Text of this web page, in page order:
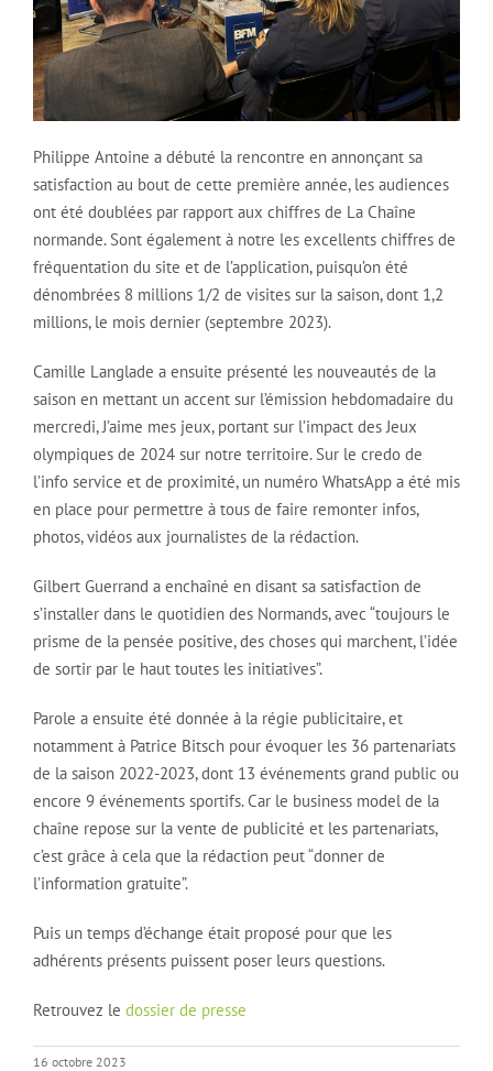
Philippe Antoine a débuté la rencontre en annonçant sa
satisfaction au bout de cette première année, les audiences
ont été doublées par rapport aux chiffres de La Chaîne
normande. Sont également à notre les excellents chiffres de
fréquentation du site et de l’application, puisqu’on été
dénombrées 8 millions 1/2 de visites sur la saison, dont 1,2
millions, le mois dernier (septembre 2023).
Camille Langlade a ensuite présenté les nouveautés de la
saison en mettant un accent sur l’émission hebdomadaire du
mercredi, J’aime mes jeux, portant sur l’impact des Jeux
olympiques de 2024 sur notre territoire. Sur le credo de
l’info service et de proximité, un numéro WhatsApp a été mis
en place pour permettre à tous de faire remonter infos,
photos, vidéos aux journalistes de la rédaction.
Gilbert Guerrand a enchaîné en disant sa satisfaction de
s’installer dans le quotidien des Normands, avec “toujours le
prisme de la pensée positive, des choses qui marchent, l’idée
de sortir par le haut toutes les initiatives”.
Parole a ensuite été donnée à la régie publicitaire, et
notamment à Patrice Bitsch pour évoquer les 36 partenariats
de la saison 2022-2023, dont 13 événements grand public ou
encore 9 événements sportifs. Car le business model de la
chaîne repose sur la vente de publicité et les partenariats,
c’est grâce à cela que la rédaction peut “donner de
l’information gratuite”.
Puis un temps d’échange était proposé pour que les
adhérents présents puissent poser leurs questions.
Retrouvez le dossier de presse
16 octobre 2023